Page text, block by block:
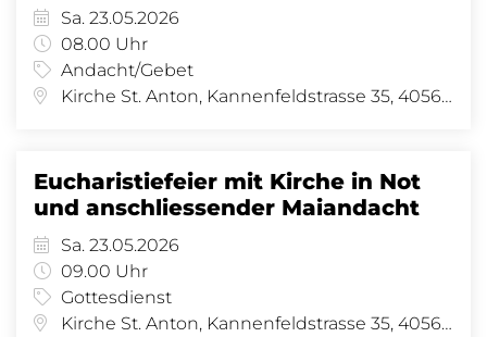
Sa. 23.05.2026
08.00 Uhr
Andacht/Gebet
Kirche St. Anton, Kannenfeldstrasse 35, 4056 Basel
Eucharistiefeier mit Kirche in Not
und anschliessender Maiandacht
Sa. 23.05.2026
09.00 Uhr
Gottesdienst
Kirche St. Anton, Kannenfeldstrasse 35, 4056 Basel